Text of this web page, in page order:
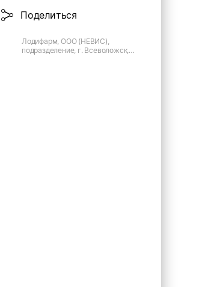
Поделиться
Лодифарм, ООО (НЕВИС),
подразделение, г. Всеволожск,